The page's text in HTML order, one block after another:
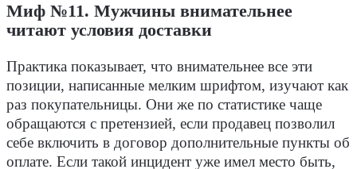
Миф №11. Мужчины внимательнее
читают условия доставки
Практика показывает, что внимательнее все эти
позиции, написанные мелким шрифтом, изучают как
раз покупательницы. Они же по статистике чаще
обращаются с претензией, если продавец позволил
себе включить в договор дополнительные пункты об
оплате. Если такой инцидент уже имел место быть,